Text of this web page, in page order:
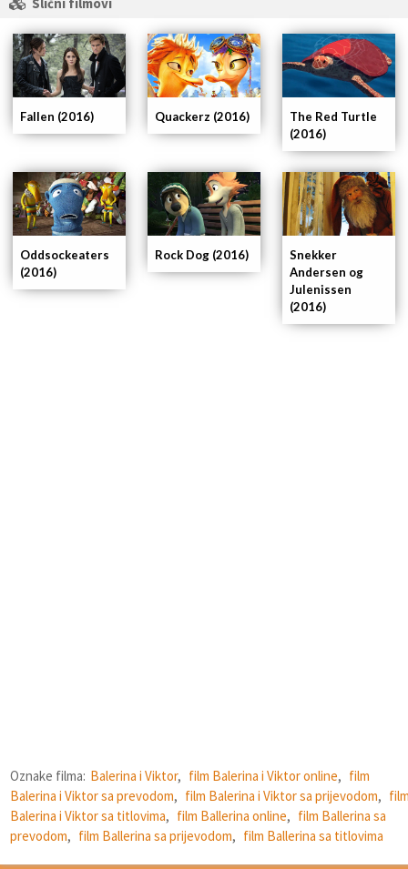
Snekker
Andersen og
Julenissen
(2016)
Rock Dog (2016)
Oddsockeaters
(2016)
The Red Turtle
(2016)
Quackerz (2016)
Fallen (2016)
Oznake filma: Balerina i Viktor, film Balerina i Viktor online, film
Balerina i Viktor sa prevodom, film Balerina i Viktor sa prijevodom,
Balerina i Viktor sa titlovima, film Ballerina online, film Ballerina sa
prevodom, film Ballerina sa prijevodom, film Ballerina sa titlovima